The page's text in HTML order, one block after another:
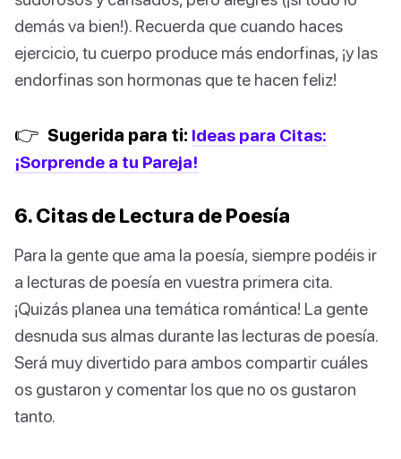
demás va bien!). Recuerda que cuando haces
ejercicio, tu cuerpo produce más endorfinas, ¡y las
endorfinas son hormonas que te hacen feliz!
👉 Sugerida para ti: Ideas para Citas:
¡Sorprende a tu Pareja!
6. Citas de Lectura de Poesía
Para la gente que ama la poesía, siempre podéis ir
a lecturas de poesía en vuestra primera cita.
¡Quizás planea una temática romántica! La gente
desnuda sus almas durante las lecturas de poesía.
Será muy divertido para ambos compartir cuáles
os gustaron y comentar los que no os gustaron
tanto.